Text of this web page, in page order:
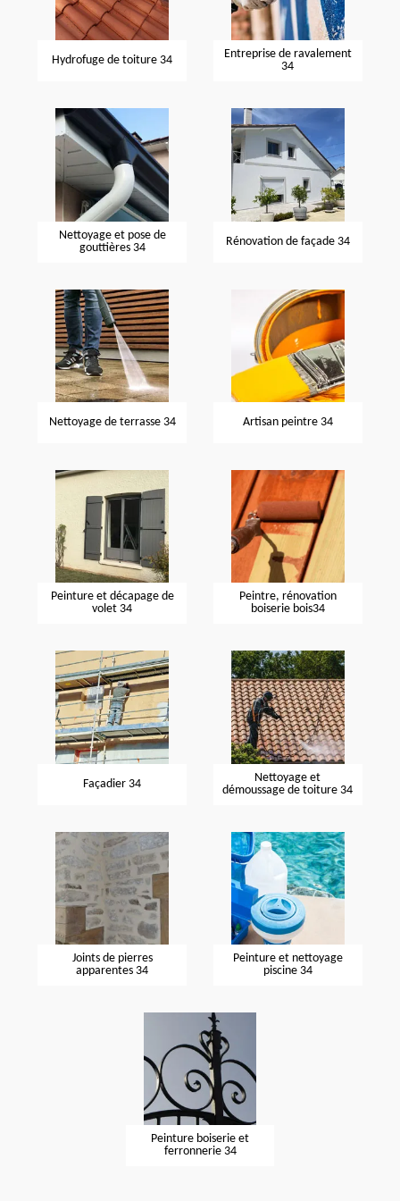
Hydrofuge de toiture 34
Entreprise de ravalement
34
Nettoyage et pose de
gouttières 34
Rénovation de façade 34
Nettoyage de terrasse 34 Artisan peintre 34
Peinture et décapage de
volet 34
Peintre, rénovation
boiserie bois34
Façadier 34
Nettoyage et
démoussage de toiture 34
Joints de pierres
apparentes 34
Peinture et nettoyage
piscine 34
Peinture boiserie et
ferronnerie 34